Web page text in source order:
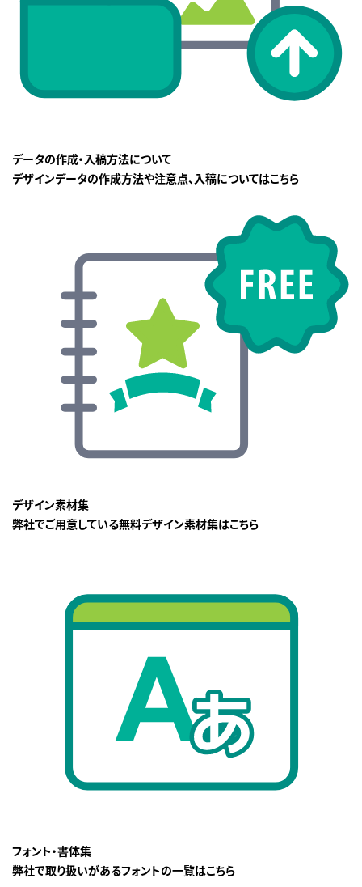
データの作成・入稿方法について
デザインデータの作成方法や注意点、入稿についてはこちら
デザイン素材集
弊社でご用意している無料デザイン素材集はこちら
フォント・書体集
弊社で取り扱いがあるフォントの一覧はこちら